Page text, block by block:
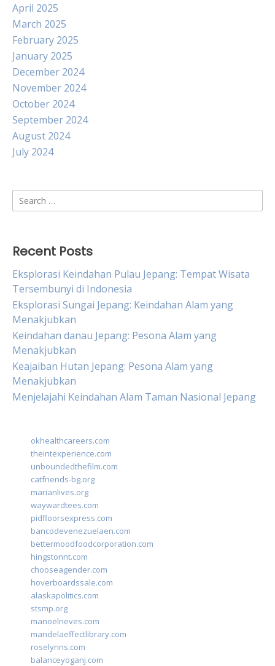
April 2025
March 2025
February 2025
January 2025
December 2024
November 2024
October 2024
September 2024
August 2024
July 2024
Search
for:
Recent Posts
Eksplorasi Keindahan Pulau Jepang: Tempat Wisata
Tersembunyi di Indonesia
Eksplorasi Sungai Jepang: Keindahan Alam yang
Menakjubkan
Keindahan danau Jepang: Pesona Alam yang
Menakjubkan
Keajaiban Hutan Jepang: Pesona Alam yang
Menakjubkan
Menjelajahi Keindahan Alam Taman Nasional Jepang
okhealthcareers.com
theintexperience.com
unboundedthefilm.com
catfriends-bg.org
marianlives.org
waywardtees.com
pidfloorsexpress.com
bancodevenezuelaen.com
bettermoodfoodcorporation.com
hingstonnt.com
chooseagender.com
hoverboardssale.com
alaskapolitics.com
stsmp.org
manoelneves.com
mandelaeffectlibrary.com
roselynns.com
balanceyoganj.com